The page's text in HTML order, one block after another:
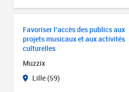
Favoriser l’accès des publics aux
projets musicaux et aux activités
culturelles
Muzzix
Lille (59)